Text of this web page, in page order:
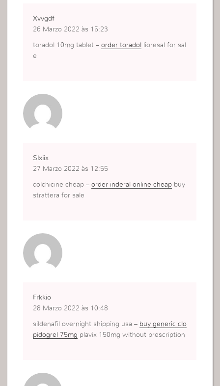
Xvvgdf
26 Marzo 2022 às 15:23
toradol 10mg tablet –order toradol
lioresal for sal
e
Slxiix
27 Marzo 2022 às 12:55
colchicine cheap –order inderal online cheap buy
strattera for sale
Frkkio
28 Marzo 2022 às 10:48
sildenafil overnight shipping usa – buy generic clo
pidogrel 75mg plavix 150mg without prescription